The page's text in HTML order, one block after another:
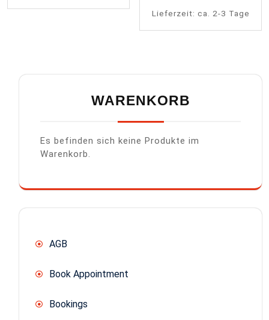
Lieferzeit: ca. 2-3 Tage
WARENKORB
Es befinden sich keine Produkte im
Warenkorb.
AGB
Book Appointment
Bookings